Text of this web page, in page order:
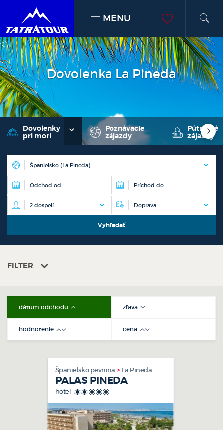
MENU
Dovolenka La Pineda
Dovolenky
pri mori
Poznávacie
zájazdy
Pútnické
zájazdy
FILTER
dátum odchodu zľava
hodnotenie cena
Španielsko pevnina La Pineda
PALAS PINEDA
hotel *****